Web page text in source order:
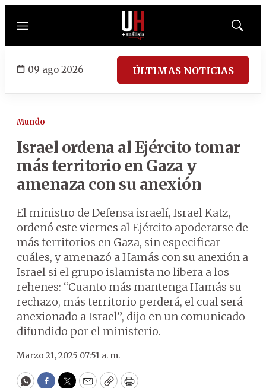
Menú
Mostrar
09 ago 2026 ÚLTIMAS NOTICIAS
Mundo
Israel ordena al Ejército tomar
más territorio en Gaza y
amenaza con su anexión
El ministro de Defensa israelí, Israel Katz,
ordenó este viernes al Ejército apoderarse de
más territorios en Gaza, sin especificar
cuáles, y amenazó a Hamás con su anexión a
Israel si el grupo islamista no libera a los
rehenes: “Cuanto más mantenga Hamás su
rechazo, más territorio perderá, el cual será
anexionado a Israel”, dijo en un comunicado
difundido por el ministerio.
Marzo 21, 2025 07:51 a. m.